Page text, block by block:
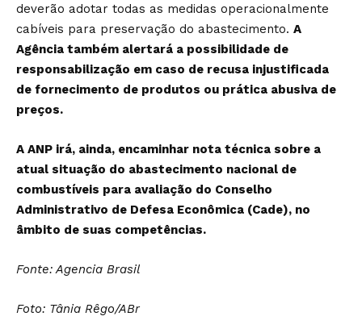
deverão adotar todas as medidas operacionalmente
cabíveis para preservação do abastecimento. A
Agência também alertará a possibilidade de
responsabilização em caso de recusa injustificada
de fornecimento de produtos ou prática abusiva de
preços.
A ANP irá, ainda, encaminhar nota técnica sobre a
atual situação do abastecimento nacional de
combustíveis para avaliação do Conselho
Administrativo de Defesa Econômica (Cade), no
âmbito de suas competências.
Fonte: Agencia Brasil
Foto: Tânia Rêgo/ABr